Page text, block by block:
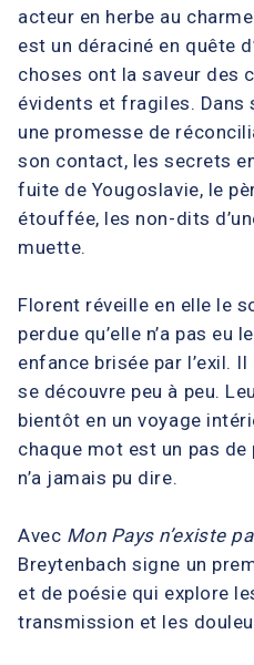
acteur en herbe au
est un déraciné en quête
choses ont la saveur des
évidents et fragiles. Dans
une promesse de
son contact, les secrets
fuite de Yougoslavie, le
étouffée, les non-dits
muette.
Florent réveille en elle le
perdue qu’elle n’a pas eu
enfance brisée par l’exil.
se découvre peu à peu.
bientôt en un voyage
chaque mot est un pas de
n’a jamais pu dire.
Avec Mon Pays n’existe
Breytenbach signe un
et de poésie qui explore
transmission et les